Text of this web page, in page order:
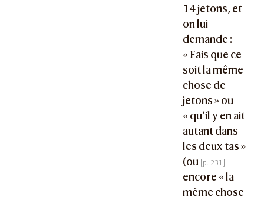
14 jetons, et
on lui
demande :
« Fais que ce
soit la même
chose de
jetons » ou
« qu’il y en ait
autant dans
les deux tas »
(ou
encore « la
même chose